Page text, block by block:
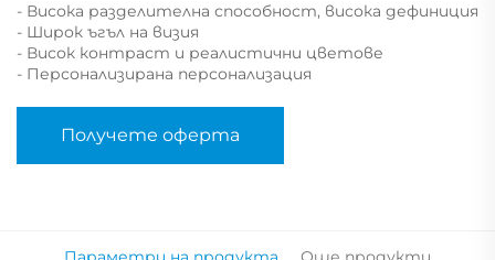
- Висока разделителна способност, висока дефиниция
- Широк ъгъл на визия
- Висок контраст и реалистични цветове
- Персонализирана персонализация
Получете оферта